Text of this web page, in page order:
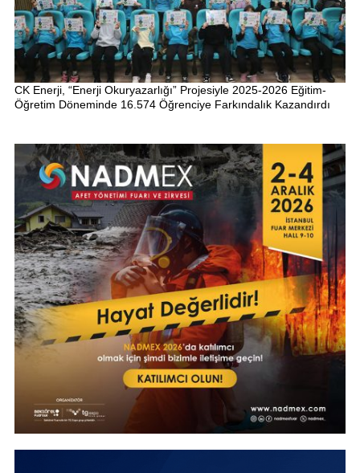
CK Enerji, “Enerji Okuryazarlığı” Projesiyle 2025-2026 Eğitim-
Öğretim Döneminde 16.574 Öğrenciye Farkındalık Kazandırdı